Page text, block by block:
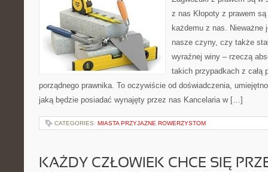
z nas Kłopoty z prawem
każdemu z nas. Nieważne
nasze czyny, czy także
wyraźnej winy – rzeczą
takich przypadkach z całą
porządnego prawnika. To oczywiście od doświadczenia,
jaką będzie posiadać wynajęty przez nas Kancelaria w […]
CATEGORIES: MIASTA PRZYJAZNE ROWERZYSTOM
KAŻDY CZŁOWIEK CHCE SIĘ